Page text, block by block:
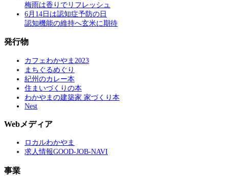
梅雨は香りでリフレッシュ
6月14日は認知症予防の日
認知機能の維持へ玄米に期待
発行物
カフェわかやま2023
まちぐるめぐり
紀州のカレー本
住まいづくりの本
わかやまの建築家 家づくり本
Nest
Webメディア
ロカルわかやま
求人情報GOOD-JOB-NAVI
事業